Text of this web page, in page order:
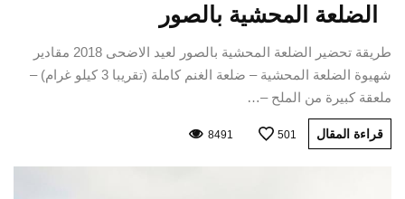
الضلعة المحشية بالصور
طريقة تحضير الضلعة المحشية بالصور لعيد الاضحى 2018 مقادير
شهيوة الضلعة المحشية – ضلعة الغنم كاملة (تقريبا 3 كيلو غرام) –
ملعقة كبيرة من الملح –…
قراءة المقال 501
8491